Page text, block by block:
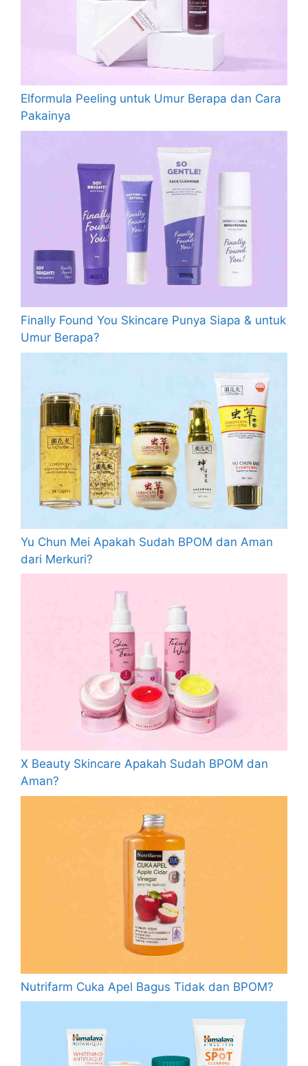
Elformula Peeling untuk Umur Berapa dan Cara
Pakainya
Finally Found You Skincare Punya Siapa & untuk
Umur Berapa?
Yu Chun Mei Apakah Sudah BPOM dan Aman
dari Merkuri?
X Beauty Skincare Apakah Sudah BPOM dan
Aman?
Nutrifarm Cuka Apel Bagus Tidak dan BPOM?